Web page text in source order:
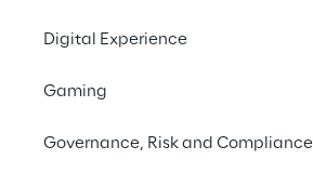
Digital Experience
Gaming
Governance, Risk and Compliance
autonome